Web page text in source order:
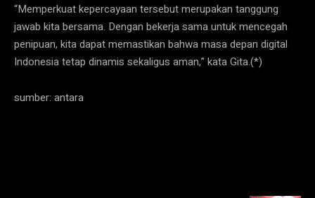
“Memperkuat kepercayaan tersebut merupakan tanggung
jawab kita bersama. Dengan bekerja sama untuk mencegah
penipuan, kita dapat memastikan bahwa masa depan digital
Indonesia tetap dinamis sekaligus aman,” kata Gita.(*)
sumber: antara